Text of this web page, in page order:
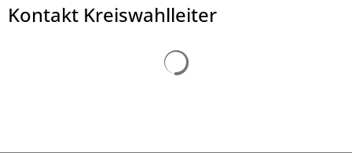
Kontakt Kreiswahlleiter